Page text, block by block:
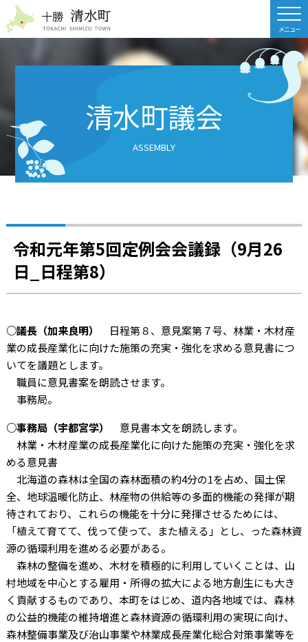
清水町議会
ASSEMBLY
令和元年第5回定例会会議録（9月26
日_日程第8）
○議長（加来良明）
日程第８、意見案第７号、林業・木材産
業の成長産業化に向けた施策の充実・強化を求める意見書につ
いてを議題とします。
職員に意見書案を朗読させます。
事務局。
○事務局（宇都宮学）
意見書本文を朗読します。
林業・木材産業の成長産業化に向けた施策の充実・強化を求
める意見書
北海道の森林は全国の森林面積の約4分の1を占め、国土保
全、地球温暖化防止、林産物の供給等の多面的機能の発揮が期
待されており、これらの機能を十分に発揮させるためには、
「植えて育てて、伐って使って、また植える」とし、った森林資
源の循環利用を進める必要がある。
森林の整備を進め、木材を積極的に利用していくことは、山
村地域を中心とする雇用・所得の拡大による地方創生にも大き
く貢献するものであり、本町をはじめ、道内各地域では、森林
の公益的機能の維持増進と森林資源の循環利用の実現に向け、
森林整備事業及び治山事業や林業成長産業化総合対策事業等を